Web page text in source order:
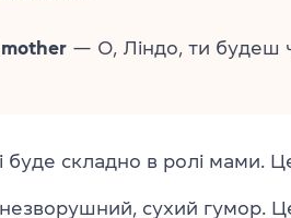
— О, Ліндо, ти будеш
складно в ролі мами.
сухий гумор.